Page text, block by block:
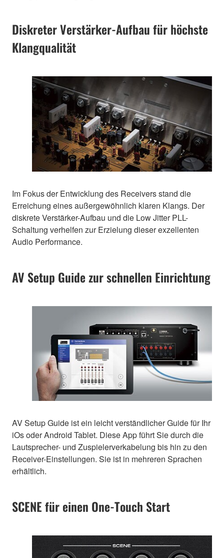
Diskreter Verstärker-Aufbau für höchste
Klangqualität
Im Fokus der Entwicklung des Receivers stand die
Erreichung eines außergewöhnlich klaren Klangs. Der
diskrete Verstärker-Aufbau und die Low Jitter PLL-
Schaltung verhelfen zur Erzielung dieser exzellenten
Audio Performance.
AV Setup Guide zur schnellen Einrichtung
AV Setup Guide ist ein leicht verständlicher Guide für Ihr
iOs oder Android Tablet. Diese App führt Sie durch die
Lautsprecher- und Zuspielerverkabelung bis hin zu den
Receiver-Einstellungen. Sie ist in mehreren Sprachen
erhältlich.
SCENE für einen One-Touch Start